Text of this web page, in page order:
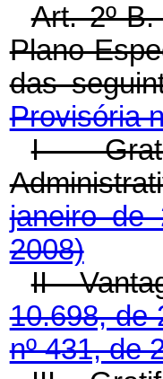
Art. 2º-
Plano
das
Provisória
I -
janeiro
2008)
II -
10.698, de
nº 431, de